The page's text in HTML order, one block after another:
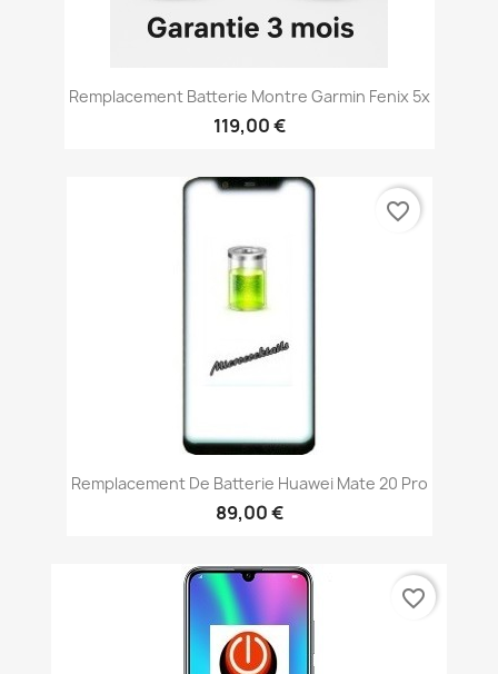
Remplacement Batterie Montre Garmin Fenix 5x
119,00 €
Remplacement De Batterie Huawei Mate 20 Pro
89,00 €
favorite_border
favorite_border